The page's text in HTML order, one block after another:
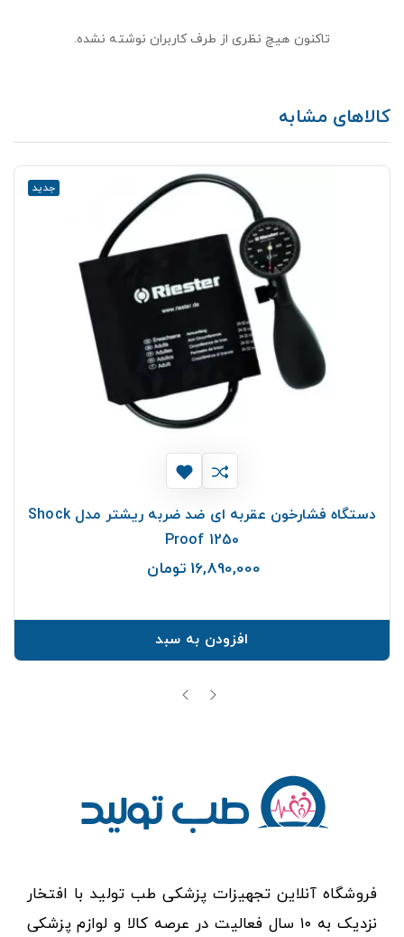
تاکنون هیچ نظری از طرف کاربران نوشته نشده.
کالاهای مشابه
جدید
دستگاه فشارخون عقربه ای ضد ضربه ریشتر مدل Shock
Proof 1250
16,890,000 تومان
افزودن به سبد
فروشگاه آنلاین تجهیزات پزشکی طب تولید با افتخار
نزدیک به ۱۰ سال فعالیت در عرصه کالا و لوازم پزشکی